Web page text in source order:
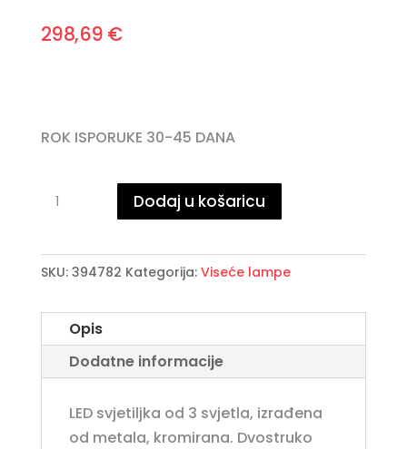
298,69 €
ROK ISPORUKE 30-45 DANA
LAMPA
količina
Dodaj u košaricu
SKU: 394782 Kategorija: Viseće lampe
Opis
Dodatne informacije
LED svjetiljka od 3 svjetla, izrađena
od metala, kromirana. Dvostruko